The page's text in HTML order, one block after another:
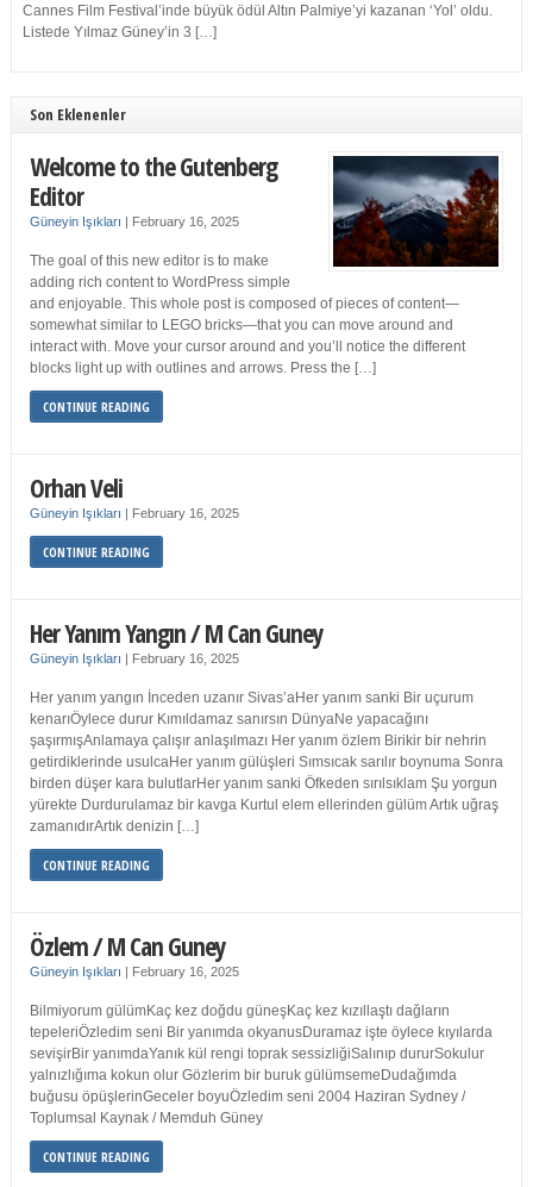
Cannes Film Festival’inde büyük ödül Altın Palmiye’yi kazanan ‘Yol’ oldu.
Listede Yılmaz Güney’in 3 […]
Son Eklenenler
Welcome to the Gutenberg
Editor
Güneyin Işıkları | February 16, 2025
The goal of this new editor is to make
adding rich content to WordPress simple
and enjoyable. This whole post is composed of pieces of content—
somewhat similar to LEGO bricks—that you can move around and
interact with. Move your cursor around and you’ll notice the different
blocks light up with outlines and arrows. Press the […]
CONTINUE READING
Orhan Veli
Güneyin Işıkları | February 16, 2025
CONTINUE READING
Her Yanım Yangın / M Can Guney
Güneyin Işıkları | February 16, 2025
Her yanım yangın İnceden uzanır Sivas’aHer yanım sanki Bir uçurum
kenarıÖylece durur Kımıldamaz sanırsın DünyaNe yapacağını
şaşırmışAnlamaya çalışır anlaşılmazı Her yanım özlem Birikir bir nehrin
getirdiklerinde usulcaHer yanım gülüşleri Sımsıcak sarılır boynuma Sonra
birden düşer kara bulutlarHer yanım sanki Öfkeden sırılsıklam Şu yorgun
yürekte Durdurulamaz bir kavga Kurtul elem ellerinden gülüm Artık uğraş
zamanıdırArtık denizin […]
CONTINUE READING
Özlem / M Can Guney
Güneyin Işıkları | February 16, 2025
Bilmiyorum gülümKaç kez doğdu güneşKaç kez kızıllaştı dağların
tepeleriÖzledim seni Bir yanımda okyanusDuramaz işte öylece kıyılarda
sevişirBir yanımdaYanık kül rengi toprak sessizliğiSalınıp dururSokulur
yalnızlığıma kokun olur Gözlerim bir buruk gülümsemeDudağımda
buğusu öpüşlerinGeceler boyuÖzledim seni 2004 Haziran Sydney /
Toplumsal Kaynak / Memduh Güney
CONTINUE READING